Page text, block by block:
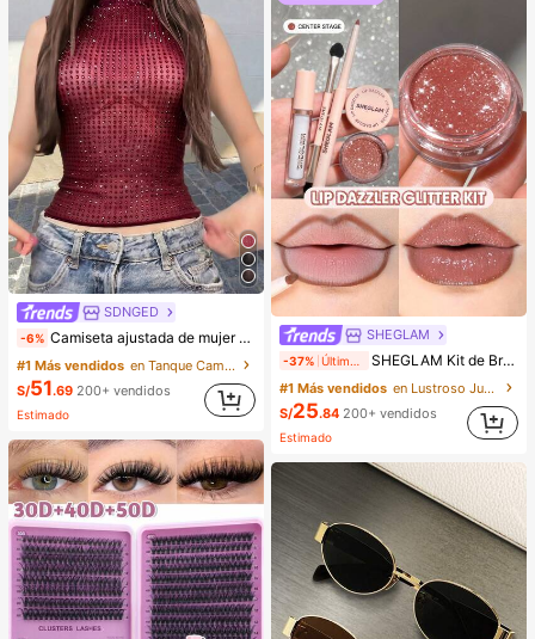
SDNGED
-6% Camiseta ajustada de mujer de unicolor, con malla de cristales, transparente y sexy, para uso casual en verano
#1 Más vendidos
en Tanque Camisetas sin mangas y camisetas sin man
S/51.69 200+ vendidos
Estimado
SHEGLAM
-37% SHEGLAM Kit de Brillo Labial Dazzler - Brillo labial con purpurina de larga duración, resistente, no pegajoso y brillante. Kit de labial líquido rosa Y2K para ocasiones como Pascua, Día de la Madre, Día del Padre, Graduación, Cumpleaños, Festividades de Invierno, Y2K, Fiesta, Playa, Viaje, Campamento, Escuela, Festivales, Decoración, Regalo
#1 Más vendidos
en Lustroso Juegos de labios
S/25.84 200+ vendidos
Estimado